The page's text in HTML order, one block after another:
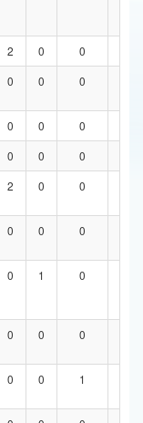
2 0 0
0 0 0
0 0 0
0 0 0
2 0 0
0 0 0
0 1 0
0 0 0
0 0 1